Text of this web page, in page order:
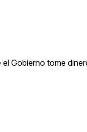
Gobierno tome